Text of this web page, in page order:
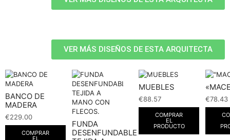
VER MÁS DISEÑOS DE ESTA ARQUITECTA
BANCO DE
MADERA
€229.00
COMPRAR
EL
FUNDA
DESENFUNDABLE
MUEBLES
€88.57
COMPRAR
EL
PRODUCTO
€78.43